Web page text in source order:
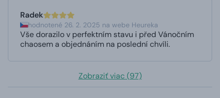
Radek
hodnotené 26. 2. 2025 na webe Heureka
Vše dorazilo v perfektním stavu i před Vánočním
chaosem a objednáním na poslední chvíli.
Zobraziť viac (97)